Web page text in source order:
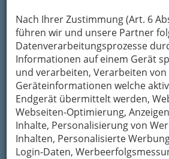
Nach Ihrer Zustimmung (Art. 6
führen wir und unsere Partner
Datenverarbeitungsprozesse
Informationen auf einem Gerät
und verarbeiten, Verarbeiten von
Geräteinformationen welche
Endgerät übermittelt werden,
Webseiten-Optimierung,
Inhalte, Personalisierung von
Inhalten, Personalisierte
Login-Daten,
So gliedert die WKO